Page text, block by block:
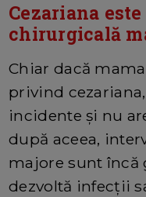
Cezariana
chirurgicală
Chiar dacă
privind
incidente și nu
după aceea,
majore sunt încă
dezvoltă infecții